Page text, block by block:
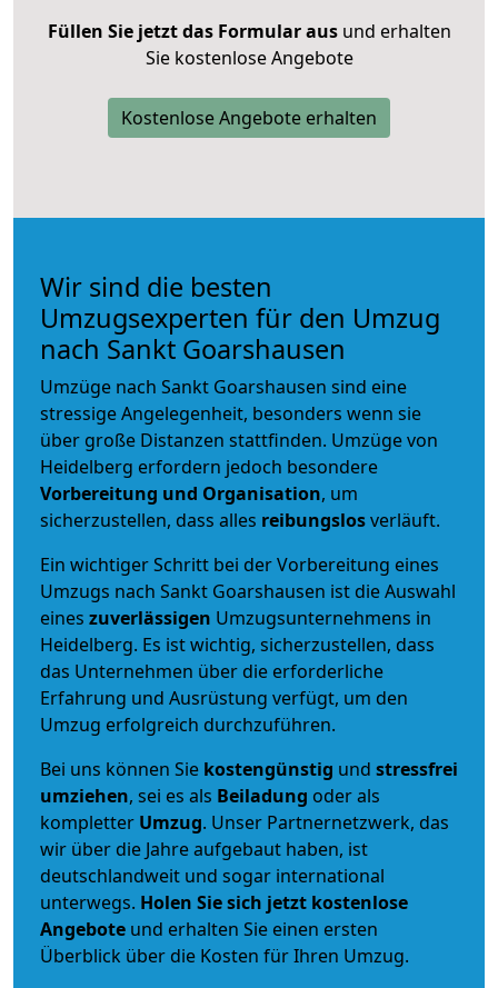
Füllen Sie jetzt das Formular ausund erhalten
Sie kostenlose Angebote
Kostenlose Angebote erhalten
Wir sind die besten
Umzugsexperten für den Umzug
nach Sankt Goarshausen
Umzüge nach Sankt Goarshausen sind eine
stressige Angelegenheit, besonders wenn sie
über große Distanzen stattfinden. Umzüge von
Heidelberg erfordern jedoch besondere
Vorbereitung und Organisation, um
sicherzustellen, dass alles reibungslosverläuft.
Ein wichtiger Schritt bei der Vorbereitung eines
Umzugs nach Sankt Goarshausen ist die Auswahl
eines zuverlässigen Umzugsunternehmens in
Heidelberg. Es ist wichtig, sicherzustellen, dass
das Unternehmen über die erforderliche
Erfahrung und Ausrüstung verfügt, um den
Umzug erfolgreich durchzuführen.
Bei uns können Sie kostengünstig und stressfrei
umziehen, sei es als Beiladung oder als
kompletter Umzug. Unser Partnernetzwerk, das
wir über die Jahre aufgebaut haben, ist
deutschlandweit und sogar international
unterwegs. Holen Sie sich jetzt kostenlose
Angebote und erhalten Sie einen ersten
Überblick über die Kosten für Ihren Umzug.